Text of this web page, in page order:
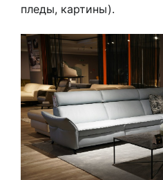
пледы, картины).